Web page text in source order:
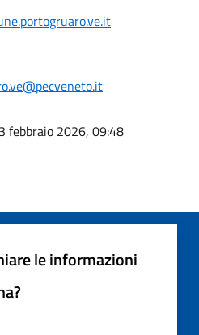
febbraio 2026, 09:48
le informazioni